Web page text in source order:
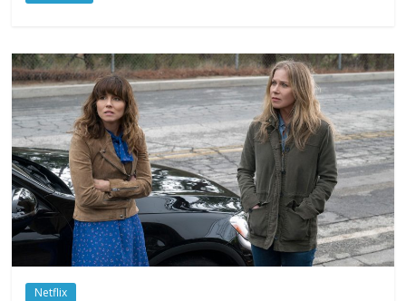
Netflix